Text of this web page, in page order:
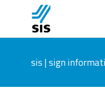
sis | sign